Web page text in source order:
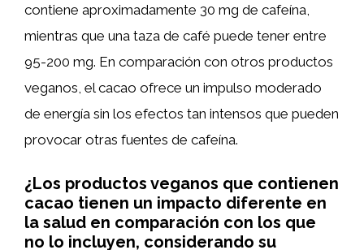
contiene aproximadamente 30 mg de cafeína,
mientras que una taza de café puede tener entre
95-200 mg. En comparación con otros productos
veganos, el cacao ofrece un impulso moderado
de energía sin los efectos tan intensos que pueden
provocar otras fuentes de cafeína.
¿Los productos veganos que contienen
cacao tienen un impacto diferente en
la salud en comparación con los que
no lo incluyen, considerando su